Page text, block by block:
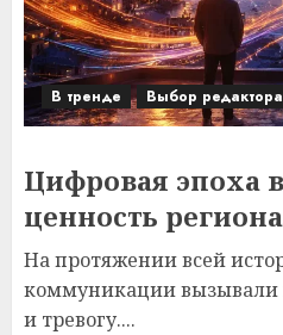
В тренде Выбор редактора
Цифровая эпоха
ценность
На протяжении всей
коммуникации вызывали
и тревогу....